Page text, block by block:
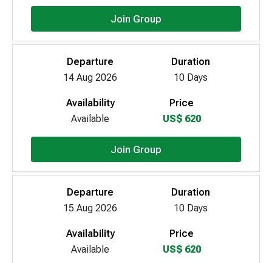
Join Group
Departure
14 Aug 2026
Duration
10 Days
Availability
Available
Price
US$ 620
Join Group
Departure
15 Aug 2026
Duration
10 Days
Availability
Available
Price
US$ 620